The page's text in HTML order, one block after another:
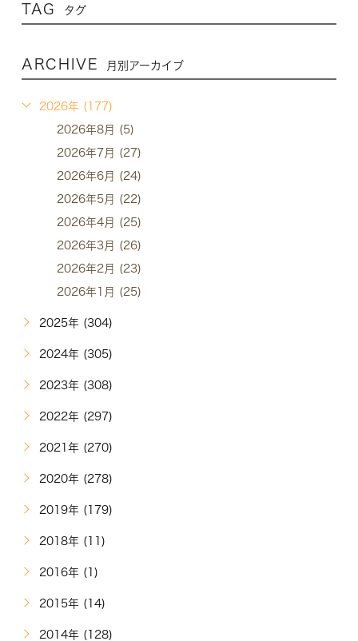
TAG タグ
ARCHIVE 月別アーカイブ
2026年 (177)
2026年8月 (5)
2026年7月 (27)
2026年6月 (24)
2026年5月 (22)
2026年4月 (25)
2026年3月 (26)
2026年2月 (23)
2026年1月 (25)
2025年 (304)
2024年 (305)
2023年 (308)
2022年 (297)
2021年 (270)
2020年 (278)
2019年 (179)
2018年 (11)
2016年 (1)
2015年 (14)
2014年 (128)